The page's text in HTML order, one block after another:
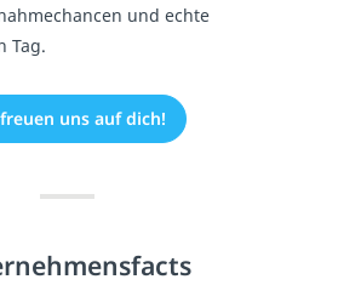
und echte
Tag.
uns auf dich!